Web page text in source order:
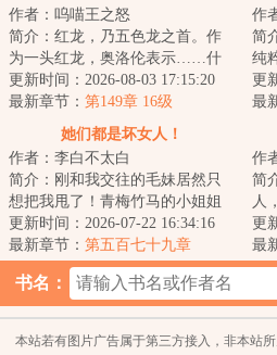
作者：呜喵王之怒
简介：红龙，乃五色龙之首。作
为一头红龙，奥洛伦表示……什
么人人平等的帝国？红龙就是要
征服一切！我将...
更新时间：2026-08-03 17:15:20
最新章节： 第149章 16级
作
简
纯
该
体
更
最
队
她们都是坏女人！
作者：李白不太白
简介：刚和我交往的毛妹居然只
想把我甩了！青梅竹马的小姐姐
为何把我按在床上？端庄的童年
白月光深夜把我...
更新时间：2026-07-22 16:34:16
最新章节： 第五百七十九章
作
简
人
魔
主
更
最
怎
书名：
本站若有图片广告属于第三方接入，非本站